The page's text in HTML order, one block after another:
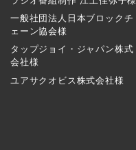
一般社団法人日本ブロックチ
ェーン協会様
タップジョイ・ジャパン株式
会社様
ユアサクオビス株式会社様